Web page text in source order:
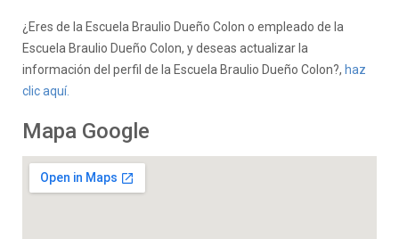
¿Eres de la Escuela Braulio Dueño Colon o empleado de la
Escuela Braulio Dueño Colon, y deseas actualizar la
información del perfil de la Escuela Braulio Dueño Colon?, haz
clic aquí.
Mapa Google